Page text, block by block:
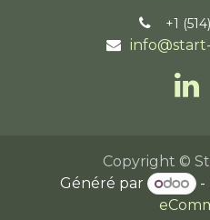
+1
Copyright ©
Généré par
-